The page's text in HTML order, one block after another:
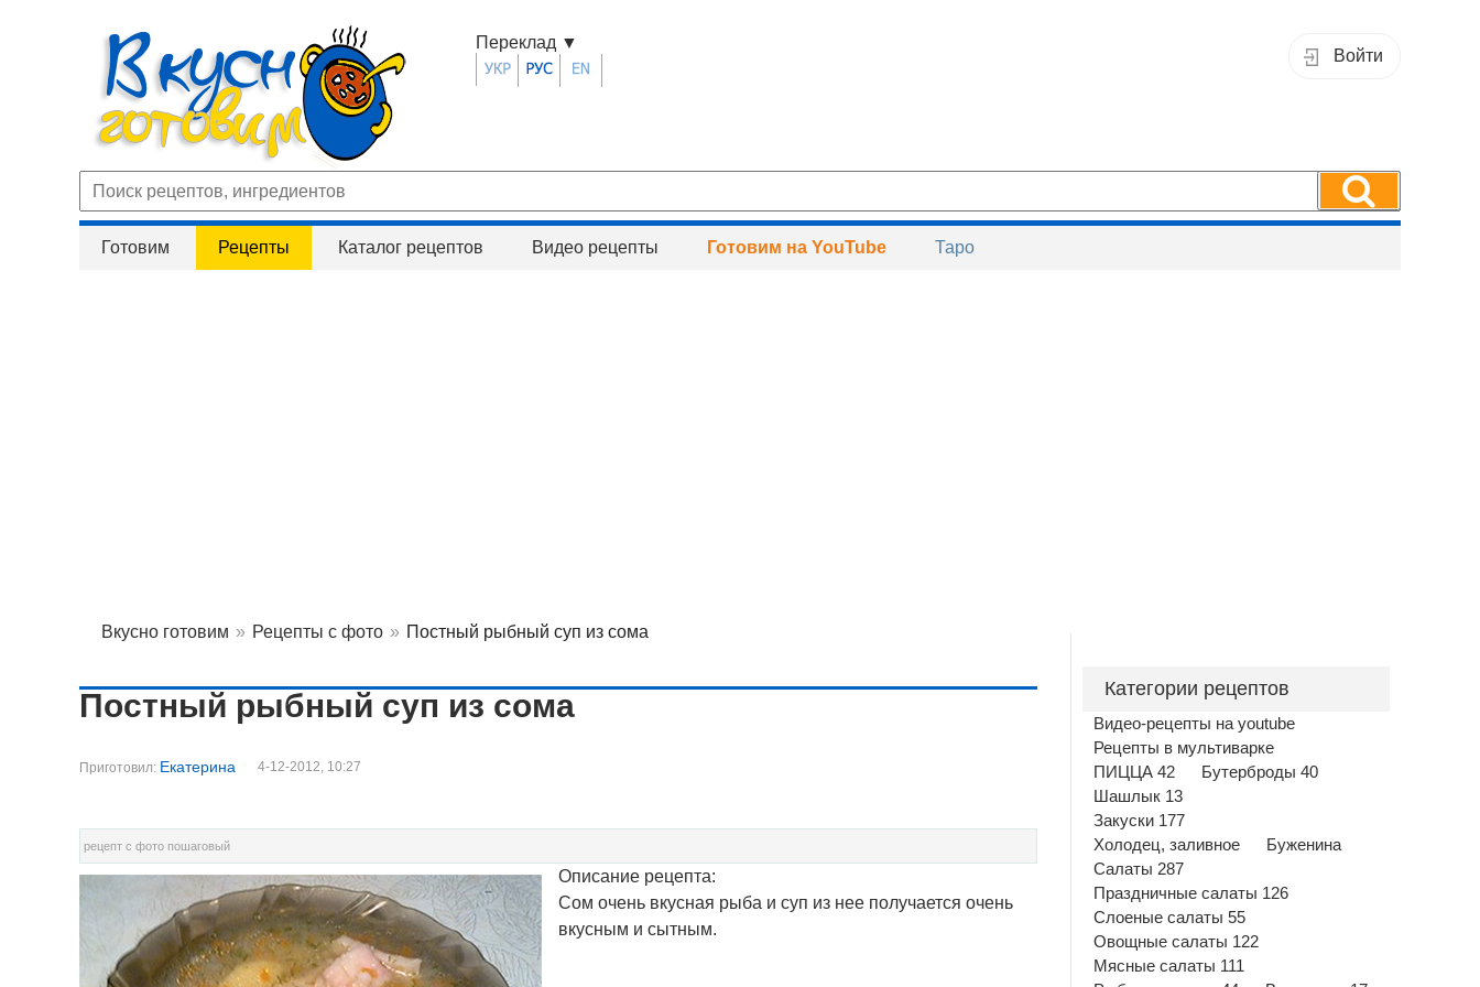
Войти
Переклад ▼
Готовим Рецепты Каталог рецептов Видео рецепты Готовим на YouTube Таро
Вкусно готовим » Рецепты с фото » Постный рыбный суп из сома
Постный рыбный суп из сома
Приготовил: Екатерина 4-12-2012, 10:27
рецепт с фото пошаговый
Описание рецепта:
Сом очень вкусная рыба и суп из нее получается очень
вкусным и сытным.
Категории рецептов
Видео-рецепты на youtube
Рецепты в мультиварке
ПИЦЦА 42
Бутерброды 40
Шашлык 13
Закуски 177
Холодец, заливное
Буженина
Салаты 287
Праздничные салаты 126
Слоеные салаты 55
Овощные салаты 122
Мясные салаты 111